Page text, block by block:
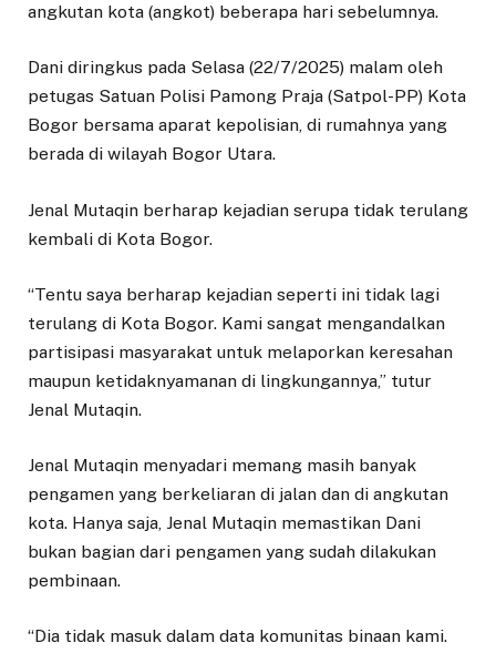
angkutan kota (angkot) beberapa hari sebelumnya.
Dani diringkus pada Selasa (22/7/2025) malam oleh
petugas Satuan Polisi Pamong Praja (Satpol-PP) Kota
Bogor bersama aparat kepolisian, di rumahnya yang
berada di wilayah Bogor Utara.
Jenal Mutaqin berharap kejadian serupa tidak terulang
kembali di Kota Bogor.
“Tentu saya berharap kejadian seperti ini tidak lagi
terulang di Kota Bogor. Kami sangat mengandalkan
partisipasi masyarakat untuk melaporkan keresahan
maupun ketidaknyamanan di lingkungannya,” tutur
Jenal Mutaqin.
Jenal Mutaqin menyadari memang masih banyak
pengamen yang berkeliaran di jalan dan di angkutan
kota. Hanya saja, Jenal Mutaqin memastikan Dani
bukan bagian dari pengamen yang sudah dilakukan
pembinaan.
“Dia tidak masuk dalam data komunitas binaan kami.